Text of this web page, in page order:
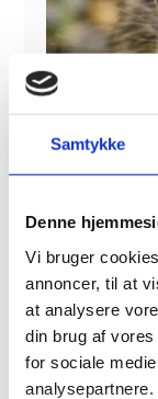
Samtykke
Denne
Vi bruger
annoncer, til at
at analysere
din brug af
for sociale
Har I brug